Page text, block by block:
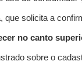
que solicita a
no canto
sobre o